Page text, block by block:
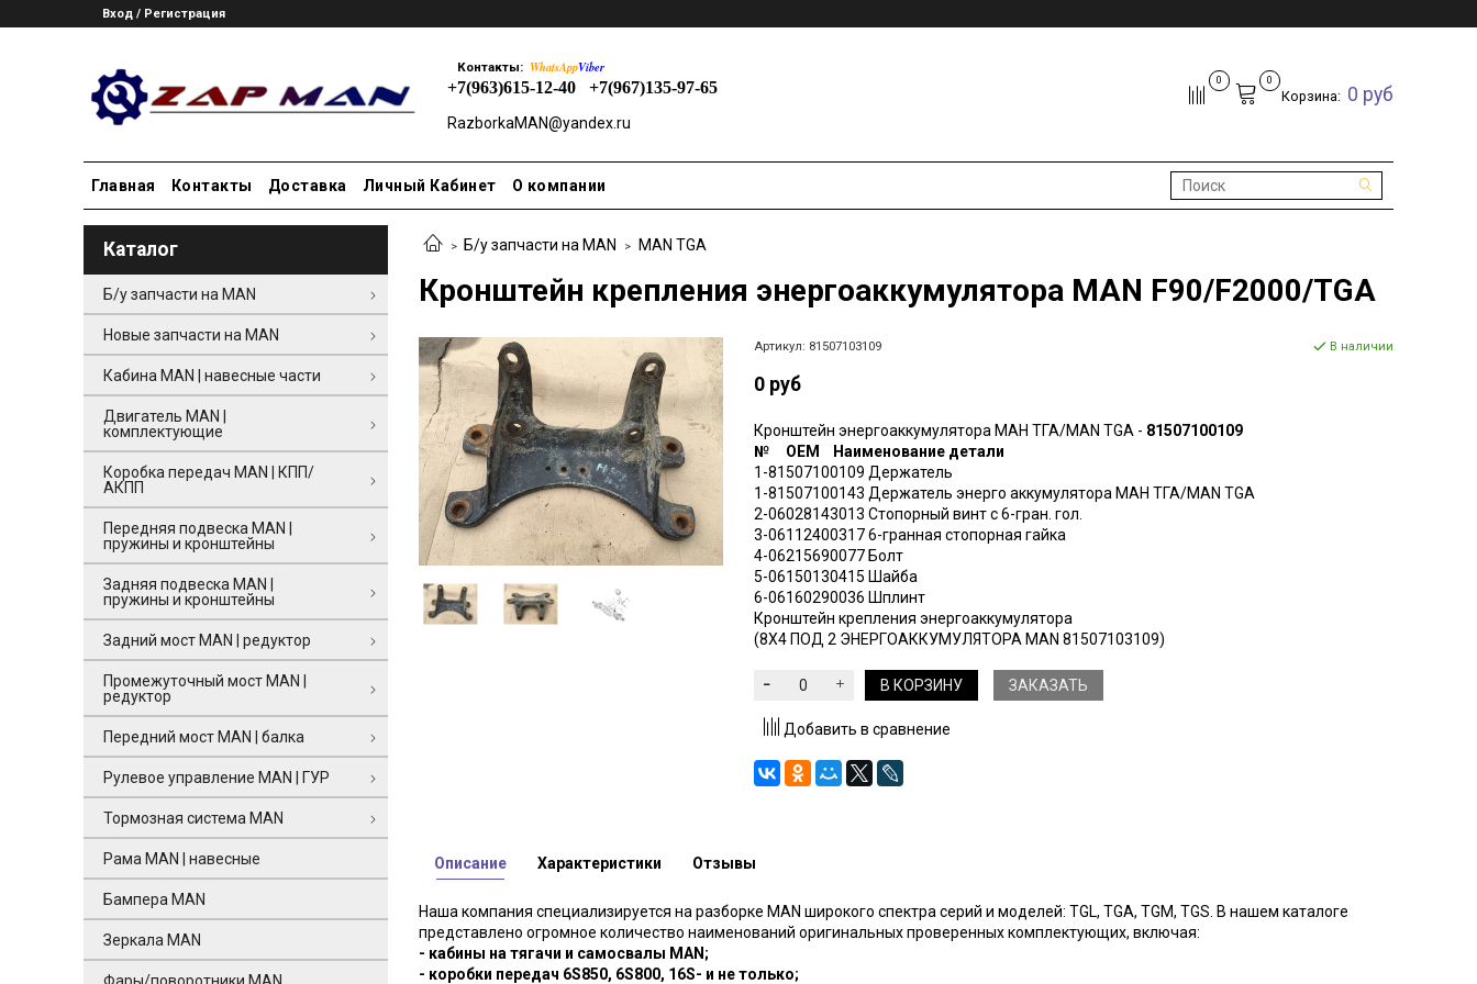
Вход / Регистрация
Контакты: WhatsAppViber
+7(963)615-12-40 +7(967)135-97-65
RazborkaMAN@yandex.ru
0 0
Корзина: 0 руб
Главная Контакты Доставка Личный Кабинет О компании
Б/у запчасти на MAN MAN TGA
Кронштейн крепления энергоаккумулятора MAN F90/F2000/TGA
Артикул: 81507103109 В наличии
0 руб
Кронштейн энергоаккумулятора МАН ТГА/MAN TGA - 81507100109
№ OEM Наименование детали
1-81507100109 Держатель
1-81507100143 Держатель энерго аккумулятора МАН ТГА/MAN TGA
2-06028143013 Стопорный винт с 6-гран. гол.
3-06112400317 6-гранная стопорная гайка
4-06215690077 Болт
5-06150130415 Шайба
6-06160290036 Шплинт
Кронштейн крепления энергоаккумулятора
(8Х4 ПОД 2 ЭНЕРГОАККУМУЛЯТОРА MAN 81507103109)
В КОРЗИНУ ЗАКАЗАТЬ
Добавить в сравнение
Описание
Наша компания специализируется на разборке MAN широкого спектра серий и моделей: TGL, TGA, TGM, TGS. В нашем каталоге
представлено огромное количество наименований оригинальных проверенных комплектующих, включая:
- кабины на тягачи и самосвалы MAN;
- коробки передач 6S850, 6S800, 16S- и не только;
Характеристики Отзывы
Каталог
Б/у запчасти на MAN
Новые запчасти на MAN
Кабина MAN | навесные части
Двигатель MAN |
комплектующие
Коробка передач MAN | КПП/
АКПП
Передняя подвеска MAN |
пружины и кронштейны
Задняя подвеска MAN |
пружины и кронштейны
Задний мост MAN | редуктор
Промежуточный мост MAN |
редуктор
Передний мост MAN | балка
Рулевое управление MAN | ГУР
Тормозная система MAN
Рама MAN | навесные
Бампера MAN
Зеркала MAN
Фары/поворотники MAN